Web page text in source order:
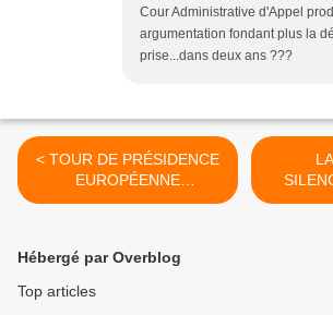
Cour Administrative d'Appel
argumentation fondant plus la
prise...dans deux ans ???
< TOUR DE PRÉSIDENCE
EUROPÉENNE
D’EMMANUEL MACRON :
Hébergé par Overblog
Top articles